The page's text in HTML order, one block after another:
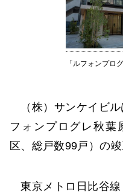
「ルフォンプロ
（株）サンケイビル
フォンプログレ秋葉
区、総戸数99戸）の竣
東京メトロ日比谷線